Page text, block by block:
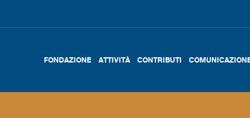
FONDAZIONE ATTIVITÀ CONTRIBUTI